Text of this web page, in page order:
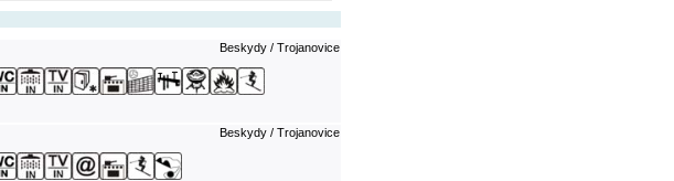
Beskydy / Trojanovice
Beskydy / Trojanovice